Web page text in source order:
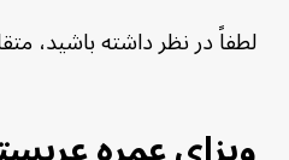
لطفاً در نظر داشته باشید، متقاضیان ویزا باید بالای 18 سال باشند، درغیراین‌صورت